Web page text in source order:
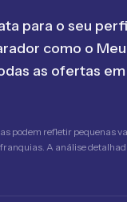
para o seu
como o
as ofertas
podem refletir pequenas
A análise